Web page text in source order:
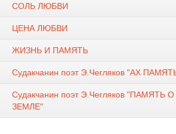
СОЛЬ ЛЮБВИ
ЦЕНА ЛЮБВИ
ЖИЗНЬ И ПАМЯТЬ
Судакчанин поэт Э.Чегляков "АХ
Судакчанин поэт Э.Чегляков "ПАМЯТЬ
ЗЕМЛЕ"